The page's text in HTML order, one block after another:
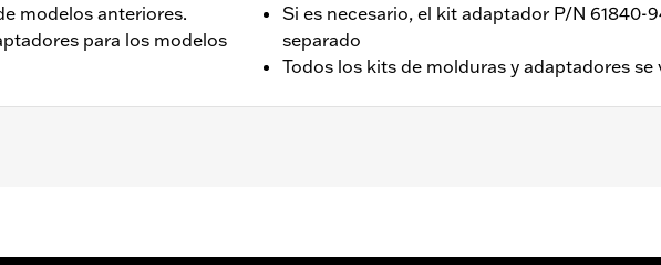
modelos anteriores.
para los modelos
Si es necesario, el kit adaptador P/N 61840-
separado
Todos los kits de molduras y adaptadores se
– Consultawww.h-d.com/warrantypara más información